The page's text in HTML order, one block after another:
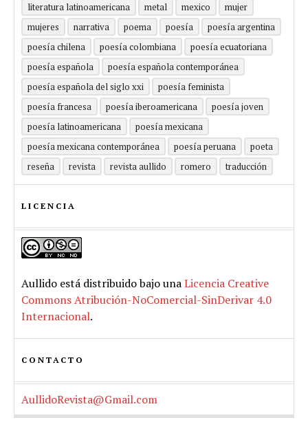
literatura latinoamericana
metal mexico
mujer
mujeres
narrativa poema poesía
poesía argentina
poesía chilena
poesía colombiana
poesía ecuatoriana
poesía española
poesía española contemporánea
poesía española del siglo xxi
poesía feminista
poesía francesa
poesía iberoamericana
poesía joven
poesía latinoamericana
poesía mexicana
poesía mexicana contemporánea
poesía peruana
poeta
reseña
revista revista aullido romero traducción
LICENCIA
Aullido está distribuido bajo unaLicencia Creative
Commons Atribución-NoComercial-SinDerivar 4.0
Internacional.
CONTACTO
AullidoRevista@Gmail.com